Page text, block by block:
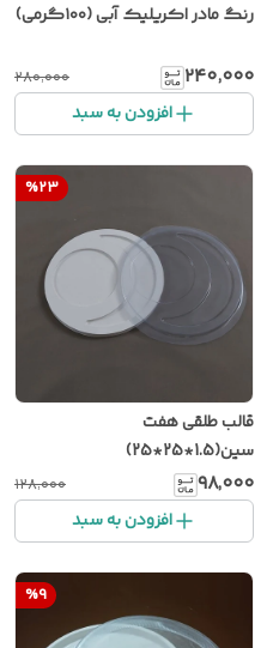
رنگ مادر اکریلیک آبی (۱۰۰گرمی)
۲۴۰٬۰۰۰ ۲۸۰٬۰۰۰
افزودن به سبد
%23
قالب طلقی هفت
سین(1.5*25*25)
۹۸٬۰۰۰ ۱۲۸٬۰۰۰
افزودن به سبد
%9